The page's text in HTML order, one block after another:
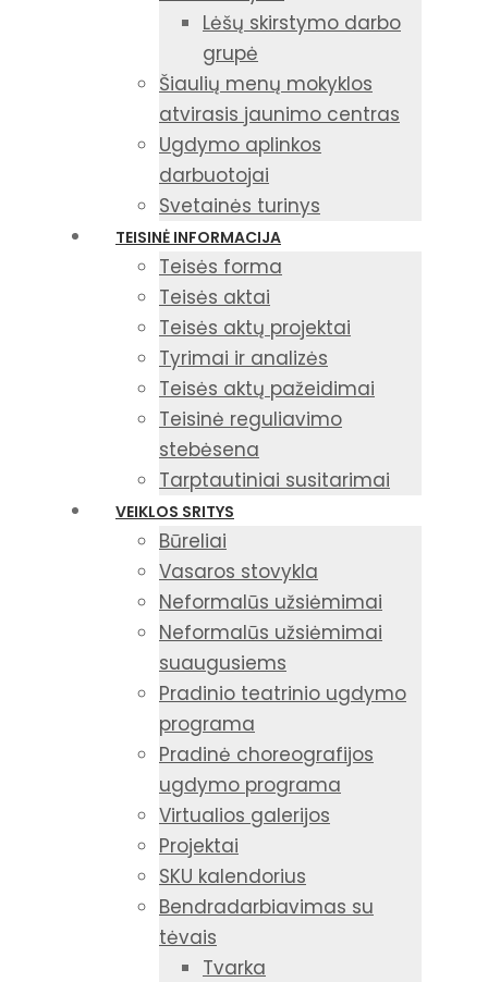
Lėšų skirstymo darbo
grupė
Šiaulių menų mokyklos
atvirasis jaunimo centras
Ugdymo aplinkos
darbuotojai
Svetainės turinys
TEISINĖ INFORMACIJA
Teisės forma
Teisės aktai
Teisės aktų projektai
Tyrimai ir analizės
Teisės aktų pažeidimai
Teisinė reguliavimo
stebėsena
Tarptautiniai susitarimai
VEIKLOS SRITYS
Būreliai
Vasaros stovykla
Neformalūs užsiėmimai
Neformalūs užsiėmimai
suaugusiems
Pradinio teatrinio ugdymo
programa
Pradinė choreografijos
ugdymo programa
Virtualios galerijos
Projektai
SKU kalendorius
Bendradarbiavimas su
tėvais
Tvarka